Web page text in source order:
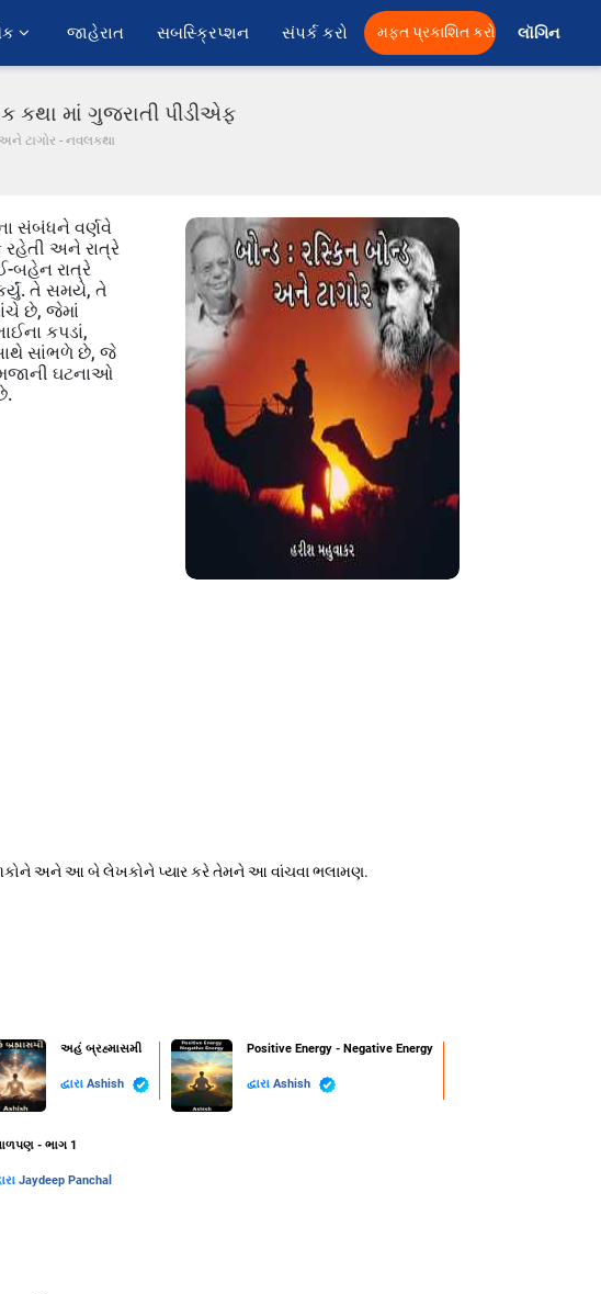
જાહેરાત સબસ્ક્રિપ્શન સંપર્ક કરો મફત પ્રકાશિત કરો લૉગિન
કથા માં ગુજરાતી પીડીએફ
ટાગોર - નવલકથા
સંબંધને વર્ણવે
રહેતી અને રાત્રે
બહેન રાત્રે
તે સમયે, તે
છે, જેમાં
કપડાં,
સાંભળે છે, જે
મજાની ઘટનાઓ
અને આ બે લેખકોને પ્યાર કરે તેમને આ વાંચવા ભલામણ.
અહં બ્રહ્માસમી
દ્વારા Ashish
Positive Energy - Negative Energy
દ્વારા Ashish
- ભાગ 1
Jaydeep Panchal